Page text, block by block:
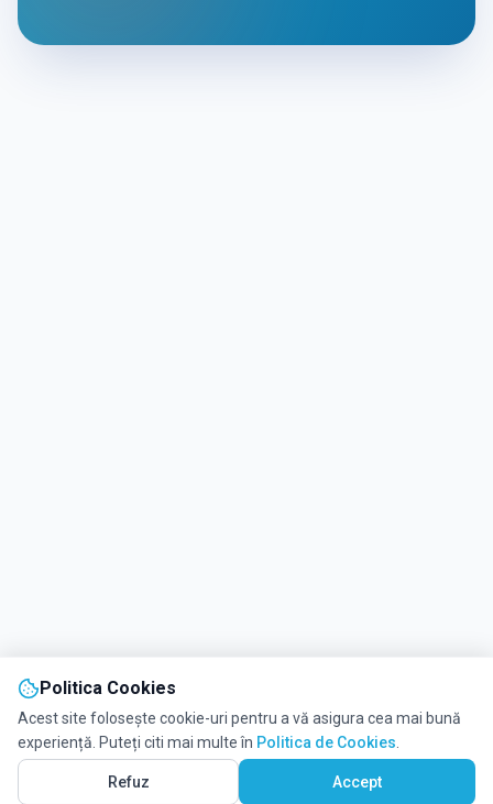
Vezi pe Hartă
Politica Cookies
Acest site folosește cookie-uri pentru a vă asigura cea mai bună
experiență. Puteți citi mai multe în Politica de Cookies
Refuz Accept